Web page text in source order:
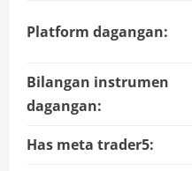
Platform dagangan:
Bilangan instrumen
dagangan:
Has meta trader5: